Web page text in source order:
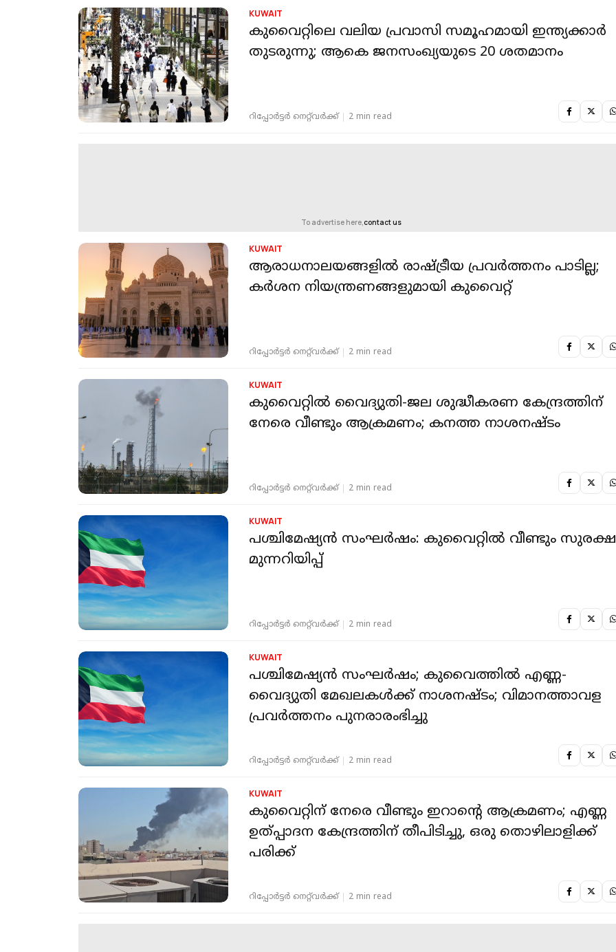
KUWAIT
കുവൈറ്റിലെ വലിയ പ്രവാസി സമൂഹമായി ഇന്ത്യക്കാർ
തുടരുന്നു; ആകെ ജനസംഖ്യയുടെ 20 ശതമാനം
റിപ്പോർട്ടർ നെറ്റ്‌വര്‍ക്ക്‌ 2 min read
To advertise here,contact us
KUWAIT
ആരാധനാലയങ്ങളിൽ രാഷ്ട്രീയ പ്രവർത്തനം പാടില്ല;
കർശന നിയന്ത്രണങ്ങളുമായി കുവൈറ്റ്
റിപ്പോർട്ടർ നെറ്റ്‌വര്‍ക്ക്‌ 2 min read
KUWAIT
കുവൈറ്റിൽ വൈദ്യുതി-ജല ശുദ്ധീകരണ കേന്ദ്രത്തിന്
നേരെ വീണ്ടും ആക്രമണം; കനത്ത നാശനഷ്ടം
റിപ്പോർട്ടർ നെറ്റ്‌വര്‍ക്ക്‌ 2 min read
KUWAIT
പശ്ചിമേഷ്യന്‍ സംഘര്‍ഷം: കുവൈറ്റില്‍ വീണ്ടും
മുന്നറിയിപ്പ്
റിപ്പോർട്ടർ നെറ്റ്‌വര്‍ക്ക്‌ 2 min read
KUWAIT
പശ്ചിമേഷ്യൻ സംഘർഷം; കുവൈത്തില്‍ എണ്ണ-
വൈദ്യുതി മേഖലകൾക്ക് നാശനഷ്ടം; വിമാനത്താവള
പ്രവർത്തനം പുനരാരംഭിച്ചു
റിപ്പോർട്ടർ നെറ്റ്‌വര്‍ക്ക്‌ 2 min read
KUWAIT
കുവൈറ്റിന് നേരെ വീണ്ടും ഇറാൻ്റെ ആക്രമണം; എണ്ണ
ഉത്പ്പാദന കേന്ദ്രത്തിന് തീപിടിച്ചു, ഒരു തൊഴിലാളിക്ക്
പരിക്ക്
റിപ്പോർട്ടർ നെറ്റ്‌വര്‍ക്ക്‌ 2 min read